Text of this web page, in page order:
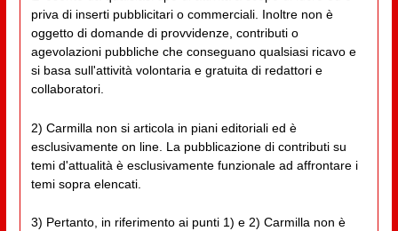
priva di inserti pubblicitari o commerciali. Inoltre non è
oggetto di domande di provvidenze, contributi o
agevolazioni pubbliche che conseguano qualsiasi ricavo e
si basa sull'attività volontaria e gratuita di redattori e
collaboratori.
2) Carmilla non si articola in piani editoriali ed è
esclusivamente on line. La pubblicazione di contributi su
temi d'attualità è esclusivamente funzionale ad affrontare i
temi sopra elencati.
3) Pertanto, in riferimento ai punti 1) e 2) Carmilla non è